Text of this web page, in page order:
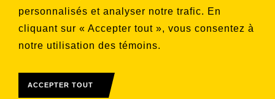
personnalisés et analyser notre trafic. En
cliquant sur « Accepter tout », vous consentez à
notre utilisation des témoins.
ACCEPTER TOUT
S'INSCRIRE